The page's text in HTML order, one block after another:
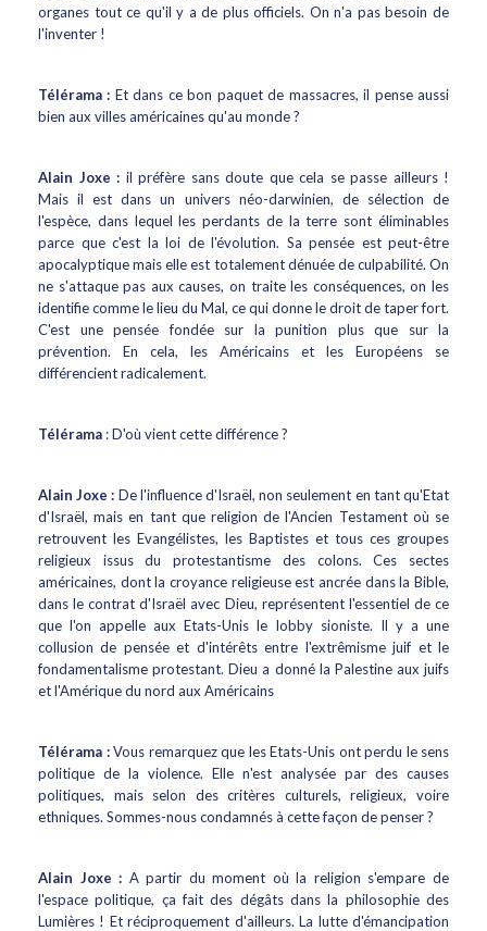
organes tout ce qu'il y a de plus officiels. On n'a pas besoin de
l'inventer !
Télérama : Et dans ce bon paquet de massacres, il pense aussi
bien aux villes américaines qu'au monde ?
Alain Joxe : il préfère sans doute que cela se passe ailleurs !
Mais il est dans un univers néo-darwinien, de sélection de
l'espèce, dans lequel les perdants de la terre sont éliminables
parce que c'est la loi de l'évolution. Sa pensée est peut-être
apocalyptique mais elle est totalement dénuée de culpabilité. On
ne s'attaque pas aux causes, on traite les conséquences, on les
identifie comme le lieu du Mal, ce qui donne le droit de taper fort.
C'est une pensée fondée sur la punition plus que sur la
prévention. En cela, les Américains et les Européens se
différencient radicalement.
Télérama : D'où vient cette différence ?
Alain Joxe : De l'influence d'Israël, non seulement en tant qu'Etat
d'Israël, mais en tant que religion de l'Ancien Testament où se
retrouvent les Evangélistes, les Baptistes et tous ces groupes
religieux issus du protestantisme des colons. Ces sectes
américaines, dont la croyance religieuse est ancrée dans la Bible,
dans le contrat d'Israël avec Dieu, représentent l'essentiel de ce
que l'on appelle aux Etats-Unis le lobby sioniste. Il y a une
collusion de pensée et d'intérêts entre l'extrêmisme juif et le
fondamentalisme protestant. Dieu a donné la Palestine aux juifs
et l'Amérique du nord aux Américains
Télérama :Vous remarquez que les Etats-Unis ont perdu le sens
politique de la violence. Elle n'est analysée par des causes
politiques, mais selon des critères culturels, religieux, voire
ethniques. Sommes-nous condamnés à cette façon de penser ?
Alain Joxe : A partir du moment où la religion s'empare de
l'espace politique, ça fait des dégâts dans la philosophie des
Lumières ! Et réciproquement d'ailleurs. La lutte d'émancipation